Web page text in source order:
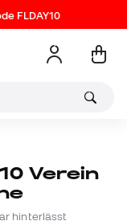
FLDAY10
hinterlässt